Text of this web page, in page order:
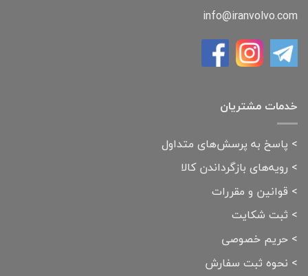
info@iranvolvo.com
خدمات مشتریان
> پاسخ به پرسش‌های متداول
> رویه‌های بازگرداندن کالا
> قوانین و مقررات
> ثبت شکایت
> حریم خصوصی
> نحوه ثبت سفارش